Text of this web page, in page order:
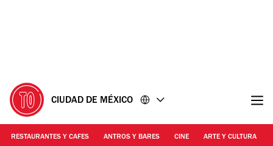
CIUDAD DE MÉXICO
RESTAURANTES Y CAFES ANTROS Y BARES CINE ARTE Y CULTURA
Foto: Cortesía Moor Spa Girls